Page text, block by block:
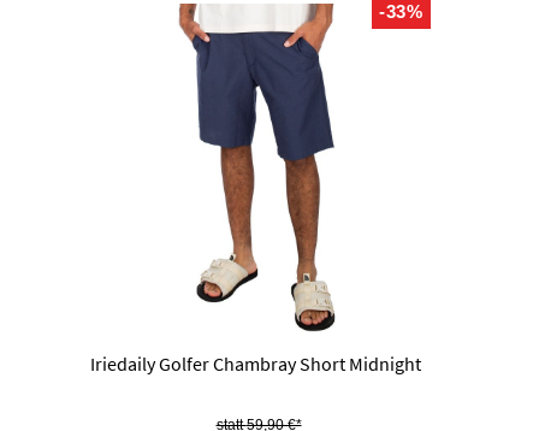
-33%
Iriedaily Golfer Chambray Short Midnight
59,90 €*